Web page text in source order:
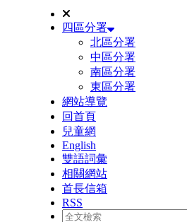
四區分署
北區分署
中區分署
南區分署
東區分署
網站導覽
回首頁
兒童網
English
雙語詞彙
相關網站
首長信箱
RSS
全文檢索